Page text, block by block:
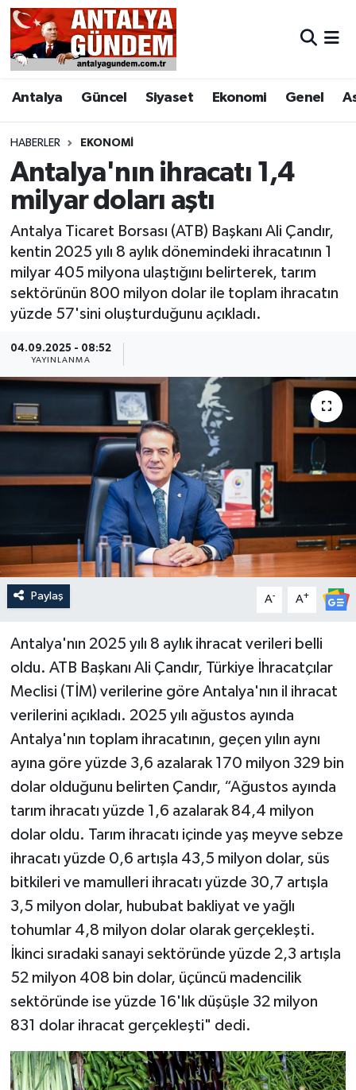
Antalya Güncel Siyaset Ekonomi Genel
HABERLER EKONOMI
Antalya'nın ihracatı 1,4
milyar doları aştı
Antalya Ticaret Borsası (ATB) Başkanı Ali Çandır,
kentin 2025 yılı 8 aylık dönemindeki ihracatının 1
milyar 405 milyona ulaştığını belirterek, tarım
sektörünün 800 milyon dolar ile toplam ihracatın
yüzde 57'sini oluşturduğunu açıkladı.
04.09.2025 - 08:52
YAYINLANMA
Paylaş A- A+
Antalya'nın 2025 yılı 8 aylık ihracat verileri belli
oldu. ATB Başkanı Ali Çandır, Türkiye İhracatçılar
Meclisi (TİM) verilerine göre Antalya'nın il ihracat
verilerini açıkladı. 2025 yılı ağustos ayında
Antalya'nın toplam ihracatının, geçen yılın aynı
ayına göre yüzde 3,6 azalarak 170 milyon 329 bin
dolar olduğunu belirten Çandır, “Ağustos ayında
tarım ihracatı yüzde 1,6 azalarak 84,4 milyon
dolar oldu. Tarım ihracatı içinde yaş meyve sebze
ihracatı yüzde 0,6 artışla 43,5 milyon dolar, süs
bitkileri ve mamulleri ihracatı yüzde 30,7 artışla
3,5 milyon dolar, hububat bakliyat ve yağlı
tohumlar 4,8 milyon dolar olarak gerçekleşti.
İkinci sıradaki sanayi sektöründe yüzde 2,3 artışla
52 milyon 408 bin dolar, üçüncü madencilik
sektöründe ise yüzde 16'lık düşüşle 32 milyon
831 dolar ihracat gerçekleşti" dedi.
Antalya
Asayiş
Bilim & Teknoloji
Bölge
EĞİTİM
Ekonomi
Görüntülü Haber
Güncel
Kültür & Sanat
Magazin
Resmi İlan
Sağlık & Yaşam
Siyaset
Antalya Nöbetçi Eczaneler
Antalya Hava Durumu
Antalya Namaz Vakitleri
Antalya Trafik Yoğunluk Haritası
Süper Lig Puan Durumu ve Fikstür
Tüm Manşetler
Son Dakika Haberleri
Haber Arşivi